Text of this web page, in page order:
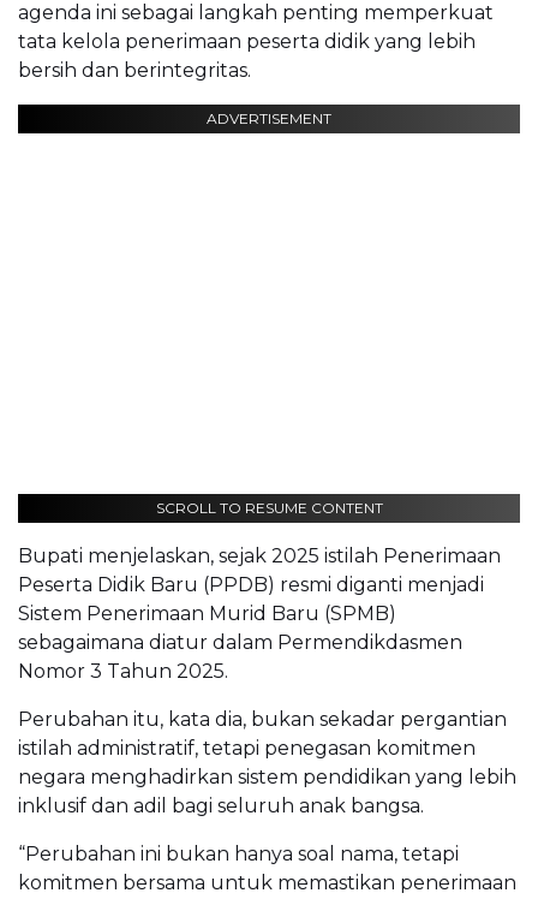
agenda ini sebagai langkah penting memperkuat
tata kelola penerimaan peserta didik yang lebih
bersih dan berintegritas.
ADVERTISEMENT
SCROLL TO RESUME CONTENT
Bupati menjelaskan, sejak 2025 istilah Penerimaan
Peserta Didik Baru (PPDB) resmi diganti menjadi
Sistem Penerimaan Murid Baru (SPMB)
sebagaimana diatur dalam Permendikdasmen
Nomor 3 Tahun 2025.
Perubahan itu, kata dia, bukan sekadar pergantian
istilah administratif, tetapi penegasan komitmen
negara menghadirkan sistem pendidikan yang lebih
inklusif dan adil bagi seluruh anak bangsa.
“Perubahan ini bukan hanya soal nama, tetapi
komitmen bersama untuk memastikan penerimaan